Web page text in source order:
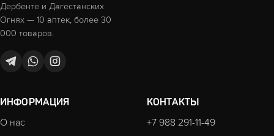
Дербенте и Дагестанских
Огнях — 10 аптек, более 30
000 товаров.
ИНФОРМАЦИЯ
О нас
КОНТАКТЫ
+7 988 291-11-49